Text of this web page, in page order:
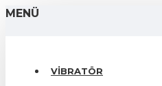
MENÜ
VIBRATÖR